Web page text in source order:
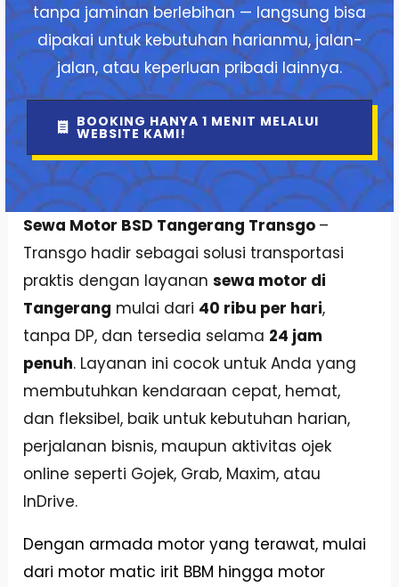
tanpa jaminan berlebihan — langsung bisa
dipakai untuk kebutuhan harianmu, jalan-
jalan, atau keperluan pribadi lainnya.
BOOKING HANYA 1 MENIT MELALUI
WEBSITE KAMI!
Sewa Motor BSD Tangerang Transgo –
Transgo hadir sebagai solusi transportasi
praktis dengan layanansewa motor di
Tangerang mulai dari 40 ribu per hari,
tanpa DP, dan tersedia selama 24 jam
penuh. Layanan ini cocok untuk Anda yang
membutuhkan kendaraan cepat, hemat,
dan fleksibel, baik untuk kebutuhan harian,
perjalanan bisnis, maupun aktivitas ojek
online seperti Gojek, Grab, Maxim, atau
InDrive.
Dengan armada motor yang terawat, mulai
dari motor matic irit BBM hingga motor